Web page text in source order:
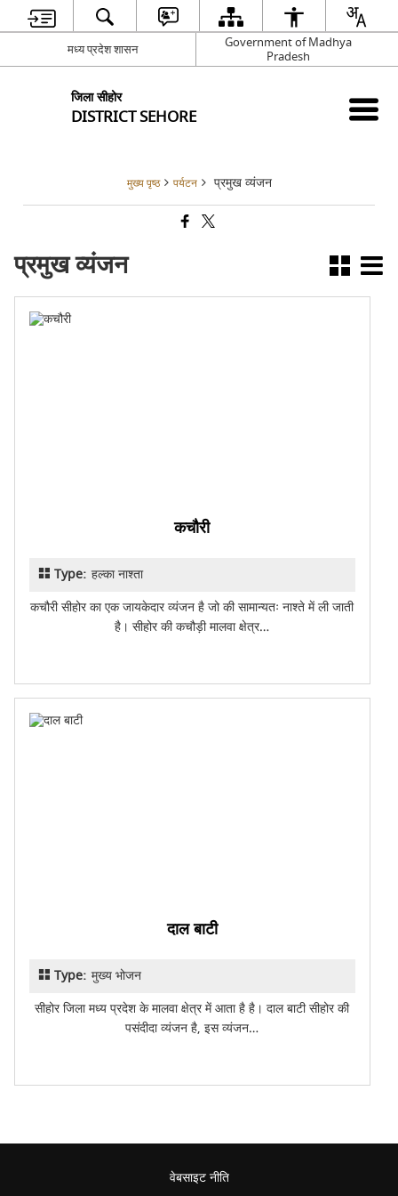
मध्य प्रदेश शासन
Government of Madhya
Pradesh
जिला सीहोर
DISTRICT SEHORE
मुख्य पृष्ठ पर्यटन प्रमुख व्यंजन
प्रमुख व्यंजन
कचौरी
Type:हल्का नाश्ता
कचौरी सीहोर का एक जायकेदार व्यंजन है जो की सामान्यतः नाश्ते में ली जाती
है। सीहोर की कचौड़ी मालवा क्षेत्र…
दाल बाटी
Type:मुख्य भोजन
सीहोर जिला मध्य प्रदेश के मालवा क्षेत्र में आता है है। दाल बाटी सीहोर की
पसंदीदा व्यंजन है, इस व्यंजन…
वेबसाइट नीति